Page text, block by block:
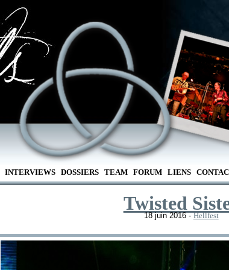
INTERVIEWS DOSSIERS TEAM FORUM LIENS
Twisted
18 juin 2016 -Hellfest